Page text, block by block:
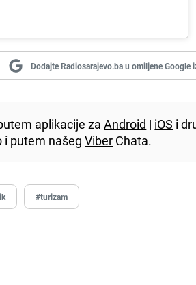
Dodajte Radiosarajevo.ba u omiljene Google
aplikacije zaAndroid | iOS i
i putem našegViber Chata.
#turizam